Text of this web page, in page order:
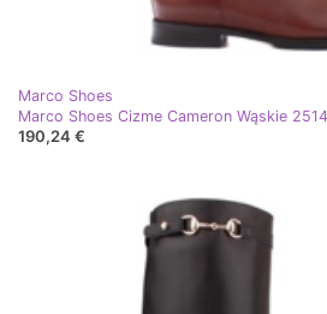
Marco Shoes
Marco Shoes Cizme Cameron Wąskie
190,24 €